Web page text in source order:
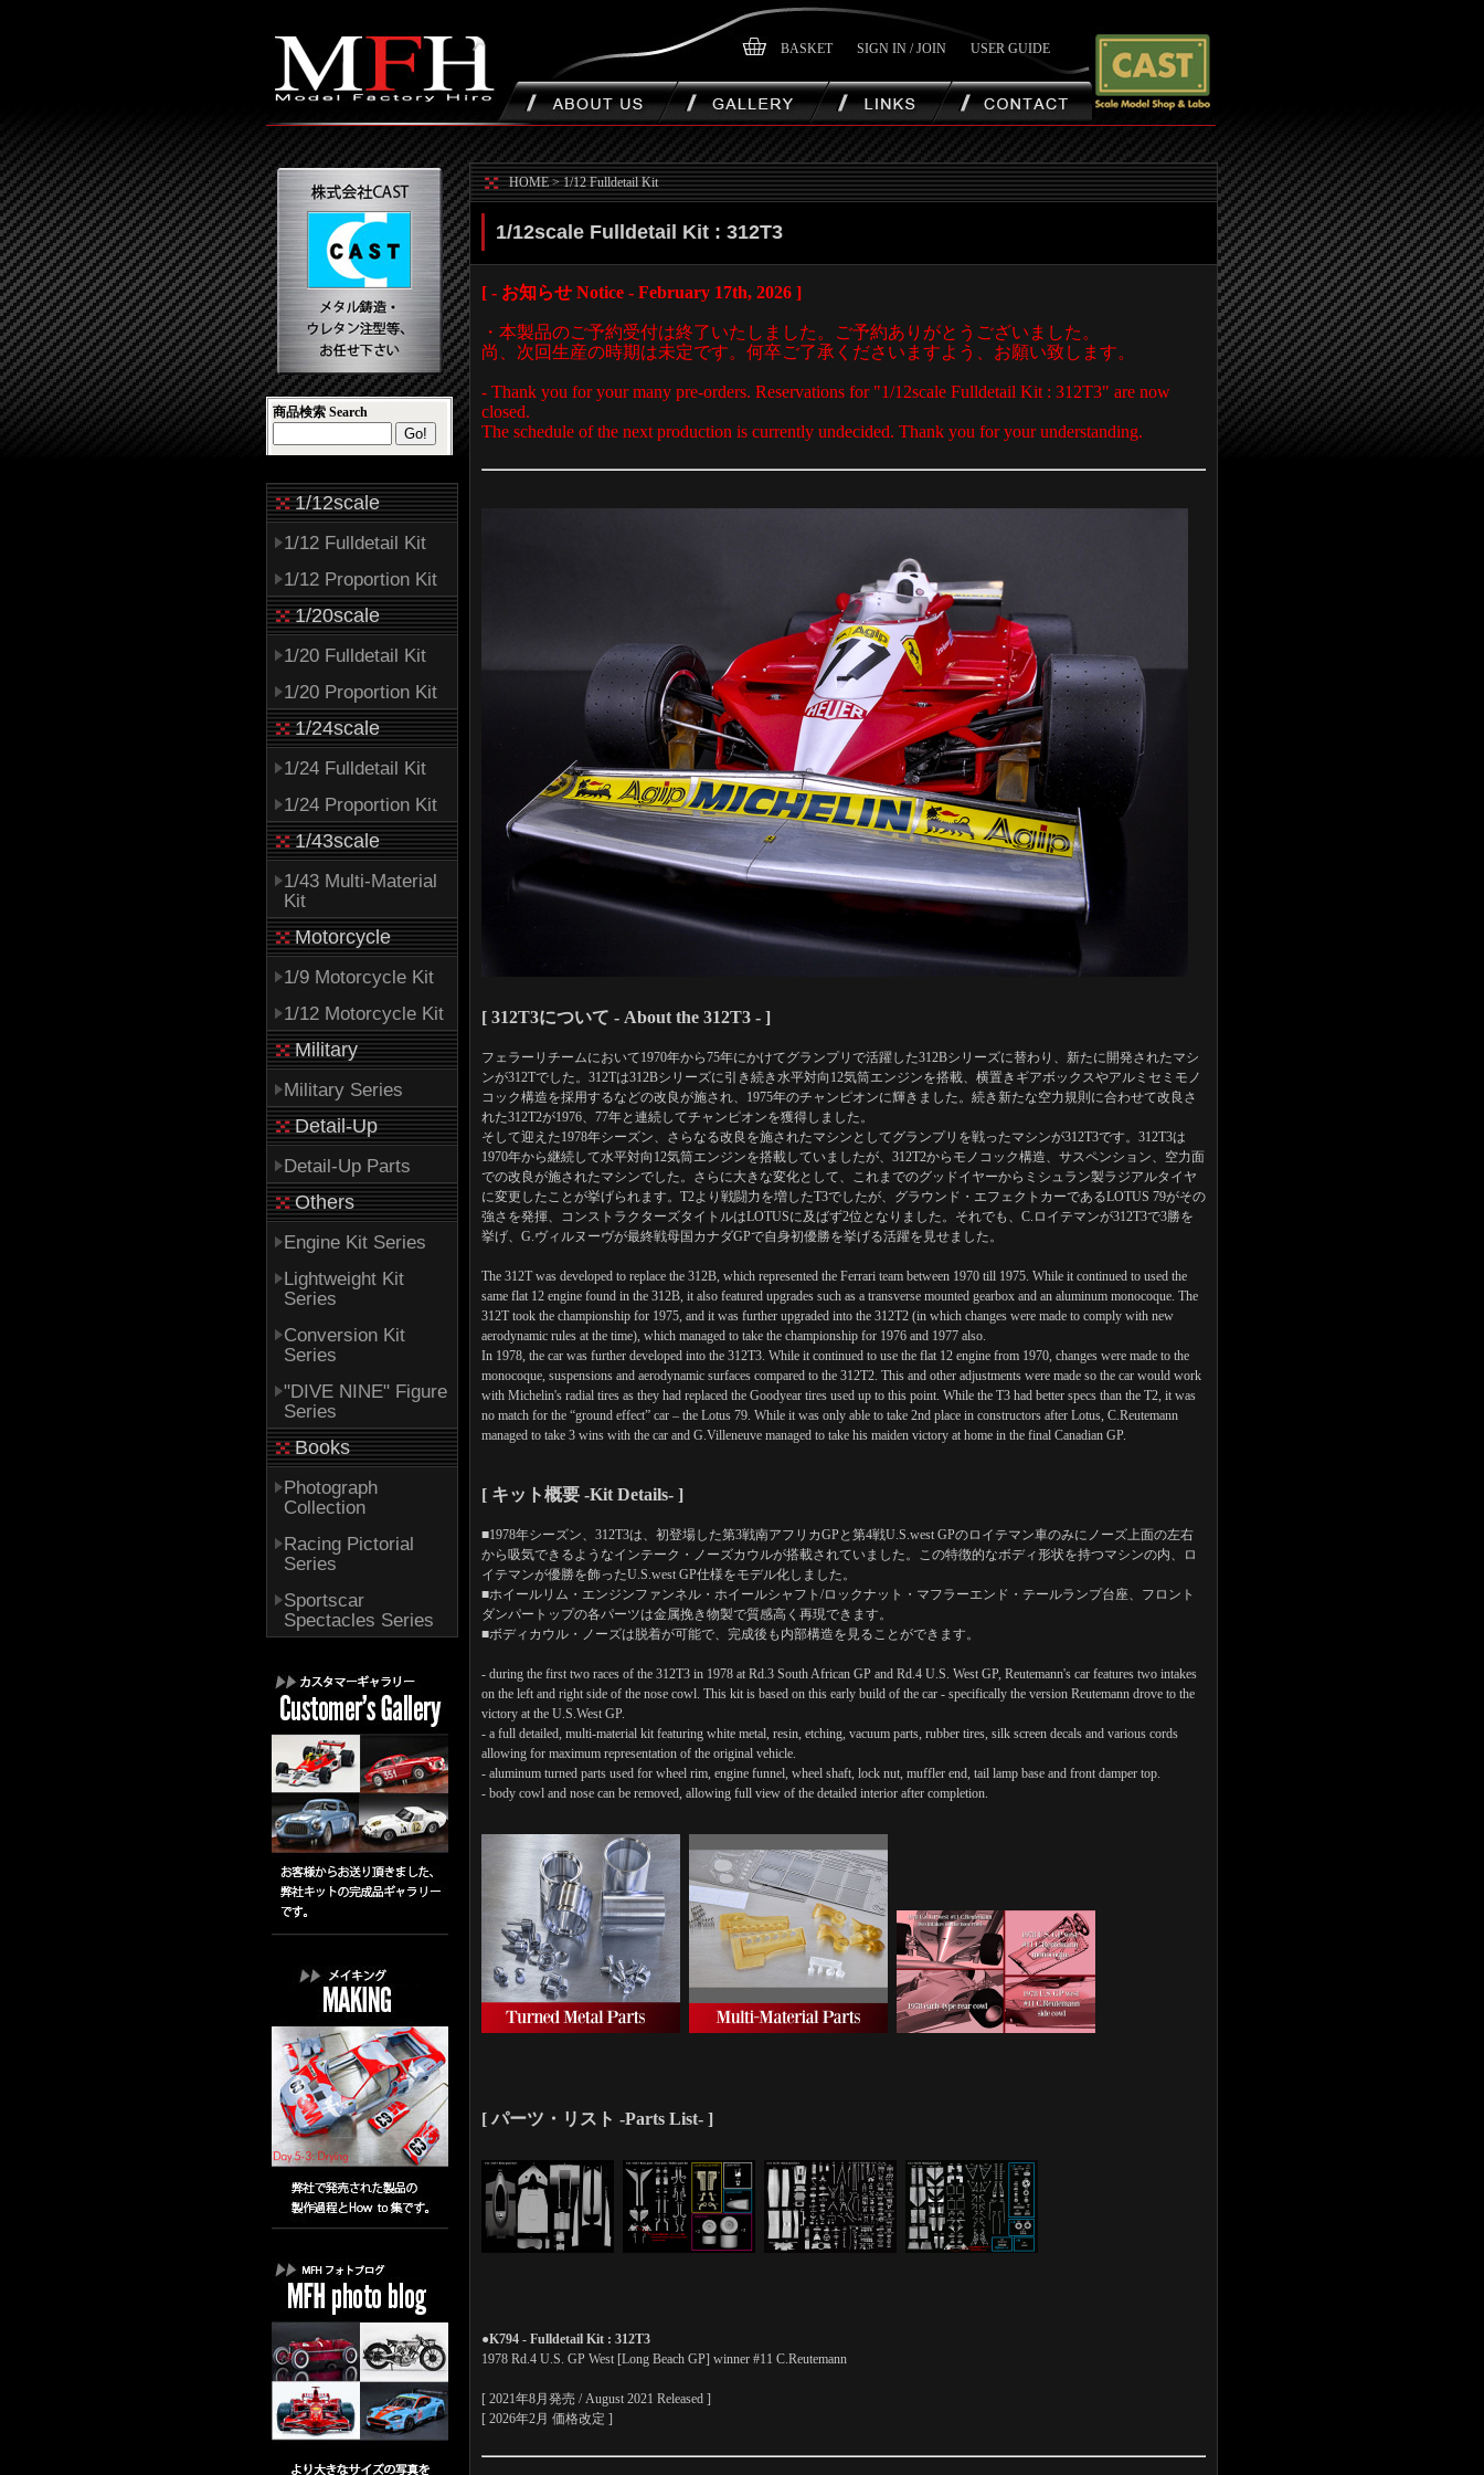
BASKET SIGN IN / JOIN USER GUIDE
商品検索 Search
1/12scale
1/12 Fulldetail Kit
1/12 Proportion Kit
1/20scale
1/20 Fulldetail Kit
1/20 Proportion Kit
1/24scale
1/24 Fulldetail Kit
1/24 Proportion Kit
1/43scale
1/43 Multi-Material
Kit
Motorcycle
1/9 Motorcycle Kit
1/12 Motorcycle Kit
Military
Military Series
Detail-Up
Detail-Up Parts
Others
Engine Kit Series
Lightweight Kit
Series
Conversion Kit
Series
"DIVE NINE" Figure
Series
Books
Photograph
Collection
Racing Pictorial
Series
Sportscar
Spectacles Series
HOME>1/12 Fulldetail Kit
1/12scale Fulldetail Kit : 312T3
[ - お知らせ Notice - February 17th, 2026 ]
・本製品のご予約受付は終了いたしました。ご予約ありがとうございました。
尚、次回生産の時期は未定です。何卒ご了承くださいますよう、お願い致します。
- Thank you for your many pre-orders. Reservations for "1/12scale Fulldetail Kit : 312T3" are now
closed.
The schedule of the next production is currently undecided. Thank you for your understanding.
[ 312T3について - About the 312T3 - ]
フェラーリチームにおいて1970年から75年にかけてグランプリで活躍した312Bシリーズに替わり、新たに開発されたマシ
ンが312Tでした。312Tは312Bシリーズに引き続き水平対向12気筒エンジンを搭載、横置きギアボックスやアルミセミモノ
コック構造を採用するなどの改良が施され、1975年のチャンピオンに輝きました。続き新たな空力規則に合わせて改良さ
れた312T2が1976、77年と連続してチャンピオンを獲得しました。
そして迎えた1978年シーズン、さらなる改良を施されたマシンとしてグランプリを戦ったマシンが312T3です。312T3は
1970年から継続して水平対向12気筒エンジンを搭載していましたが、312T2からモノコック構造、サスペンション、空力面
での改良が施されたマシンでした。さらに大きな変化として、これまでのグッドイヤーからミシュラン製ラジアルタイヤ
に変更したことが挙げられます。T2より戦闘力を増したT3でしたが、グラウンド・エフェクトカーであるLOTUS 79がその
強さを発揮、コンストラクターズタイトルはLOTUSに及ばず2位となりました。それでも、C.ロイテマンが312T3で3勝を
挙げ、G.ヴィルヌーヴが最終戦母国カナダGPで自身初優勝を挙げる活躍を見せました。
The 312T was developed to replace the 312B, which represented the Ferrari team between 1970 till 1975. While it continued to used the
same flat 12 engine found in the 312B, it also featured upgrades such as a transverse mounted gearbox and an aluminum monocoque. The
312T took the championship for 1975, and it was further upgraded into the 312T2 (in which changes were made to comply with new
aerodynamic rules at the time), which managed to take the championship for 1976 and 1977 also.
In 1978, the car was further developed into the 312T3. While it continued to use the flat 12 engine from 1970, changes were made to the
monocoque, suspensions and aerodynamic surfaces compared to the 312T2. This and other adjustments were made so the car would work
with Michelin's radial tires as they had replaced the Goodyear tires used up to this point. While the T3 had better specs than the T2, it was
no match for the “ground effect” car – the Lotus 79. While it was only able to take 2nd place in constructors after Lotus, C.Reutemann
managed to take 3 wins with the car and G.Villeneuve managed to take his maiden victory at home in the final Canadian GP.
[ キット概要 -Kit Details- ]
■1978年シーズン、312T3は、初登場した第3戦南アフリカGPと第4戦U.S.west GPのロイテマン車のみにノーズ上面の左右
から吸気できるようなインテーク・ノーズカウルが搭載されていました。この特徴的なボディ形状を持つマシンの内、ロ
イテマンが優勝を飾ったU.S.west GP仕様をモデル化しました。
■ホイールリム・エンジンファンネル・ホイールシャフト/ロックナット・マフラーエンド・テールランプ台座、フロント
ダンパートップの各パーツは金属挽き物製で質感高く再現できます。
■ボディカウル・ノーズは脱着が可能で、完成後も内部構造を見ることができます。
- during the first two races of the 312T3 in 1978 at Rd.3 South African GP and Rd.4 U.S. West GP, Reutemann's car features two intakes
on the left and right side of the nose cowl. This kit is based on this early build of the car - specifically the version Reutemann drove to the
victory at the U.S.West GP.
- a full detailed, multi-material kit featuring white metal, resin, etching, vacuum parts, rubber tires, silk screen decals and various cords
allowing for maximum representation of the original vehicle.
- aluminum turned parts used for wheel rim, engine funnel, wheel shaft, lock nut, muffler end, tail lamp base and front damper top.
- body cowl and nose can be removed, allowing full view of the detailed interior after completion.
[ パーツ・リスト -Parts List- ]
●K794 - Fulldetail Kit : 312T3
1978 Rd.4 U.S. GP West [Long Beach GP] winner #11 C.Reutemann
[ 2021年8月発売 / August 2021 Released ]
[ 2026年2月 価格改定 ]